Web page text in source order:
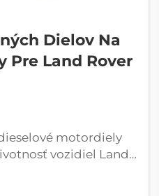
Dielov Na
Pre Land Rover
motordiely
vozidiel Land
trendy porúch
a Ingenium v